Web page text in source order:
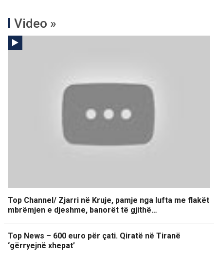
Video »
Top Channel/ Zjarri në Kruje, pamje nga lufta me flakët
mbrëmjen e djeshme, banorët të gjithë…
Top News – 600 euro për çati. Qiratë në Tiranë
‘gërryejnë xhepat’